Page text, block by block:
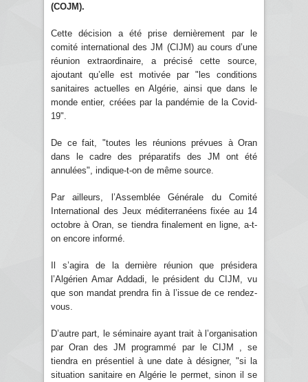
(COJM).
Cette décision a été prise dernièrement par le
comité international des JM (CIJM) au cours d’une
réunion extraordinaire, a précisé cette source,
ajoutant qu’elle est motivée par "les conditions
sanitaires actuelles en Algérie, ainsi que dans le
monde entier, créées par la pandémie de la Covid-
19".
De ce fait, "toutes les réunions prévues à Oran
dans le cadre des préparatifs des JM ont été
annulées", indique-t-on de même source.
Par ailleurs, l’Assemblée Générale du Comité
International des Jeux méditerranéens fixée au 14
octobre à Oran, se tiendra finalement en ligne, a-t-
on encore informé.
Il s’agira de la dernière réunion que présidera
l’Algérien Amar Addadi, le président du CIJM, vu
que son mandat prendra fin à l’issue de ce rendez-
vous.
D’autre part, le séminaire ayant trait à l’organisation
par Oran des JM programmé par le CIJM , se
tiendra en présentiel à une date à désigner, "si la
situation sanitaire en Algérie le permet, sinon il se